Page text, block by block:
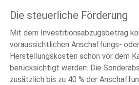
Die steuerliche Förderung
Mit dem Investitionsabzugsbetrag
voraussichtlichen Anschaffungs- oder
Herstellungskosten schon vor dem
berücksichtigt werden. Die
zusätzlich bis zu 40 % der